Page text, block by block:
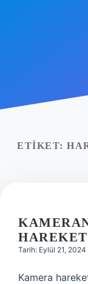
Yasal Uyarı
ETIKET:
Tarih: Eylül 21, 2024
Kamera